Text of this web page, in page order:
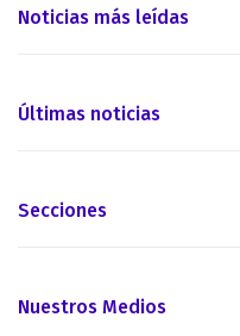
Noticias más leídas
Últimas noticias
Secciones
Nuestros Medios